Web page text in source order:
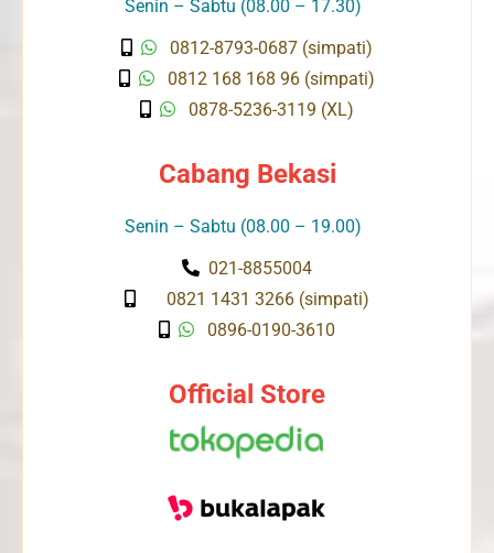
Senin – Sabtu (08.00 – 17.30)
0812-8793-0687 (simpati)
0812 168 168 96 (simpati)
0878-5236-3119 (XL)
Cabang Bekasi
Senin – Sabtu (08.00 – 19.00)
021-8855004
0821 1431 3266 (simpati)
0896-0190-3610
Official Store